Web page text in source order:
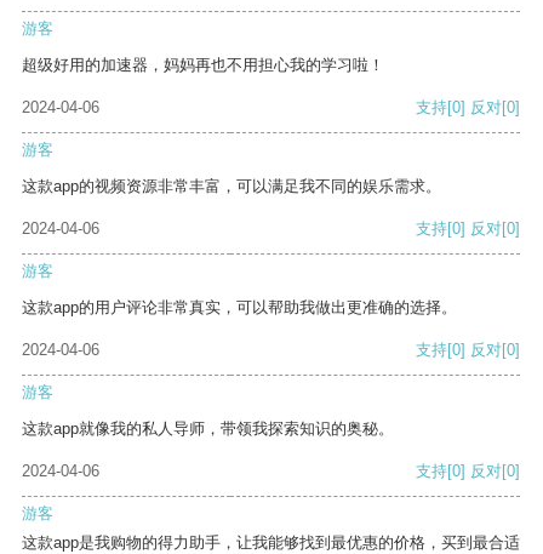
游客
超级好用的加速器，妈妈再也不用担心我的学习啦！
2024-04-06 支持[0] 反对[0]
游客
这款app的视频资源非常丰富，可以满足我不同的娱乐需求。
2024-04-06 支持[0] 反对[0]
游客
这款app的用户评论非常真实，可以帮助我做出更准确的选择。
2024-04-06 支持[0] 反对[0]
游客
这款app就像我的私人导师，带领我探索知识的奥秘。
2024-04-06 支持[0] 反对[0]
游客
这款app是我购物的得力助手，让我能够找到最优惠的价格，买到最合适